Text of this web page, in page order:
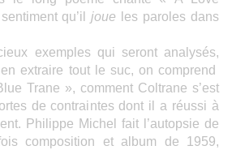
qu’iljoue
les paroles dans
exemples qui seront analysés,
extraire tout le suc, on comprend
Trane », comment Coltrane s’est
de contraintes dont il a réussi à
Philippe Michel fait l’autopsie de
composition et album de 1959,